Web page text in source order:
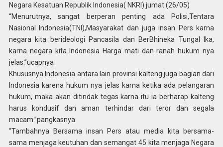
Negara Kesatuan Republik Indonesia( NKRI) jumat (26/05)
“Menurutnya, sangat berperan penting ada Polisi,Tentara
Nasional Indonesia(TNI),Masyarakat dan juga insan Pers karna
negara kita berideologi Pancasila dan BerBhineka Tungal Ika,
karna negara kita Indonesia Harga mati dan ranah hukum nya
jelas.”ucapnya
Khususnya Indonesia antara lain provinsi kalteng juga bagian dari
Indonesia karena hukum nya jelas karna ketika ada pelangaran
hukum, maka akan ditindak tegas karna itu ia berharap kalteng
harus kondusif dan aman terhindar dari teror dan segala
macam.”pangkasnya
“Tambahnya Bersama insan Pers atau media kita bersama-
sama menjaga keutuhan dan semangat 45 kita menjaga Negara